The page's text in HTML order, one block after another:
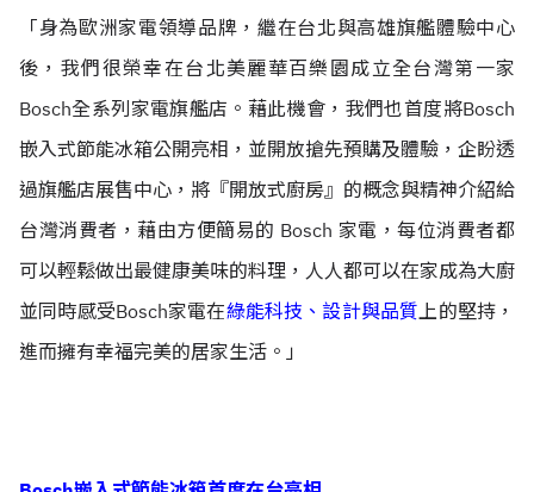
「身為歐洲家電領導品牌，繼在台北與高雄旗艦體驗中心
後，我們很榮幸在台北美麗華百樂園成立全台灣第一家
Bosch全系列家電旗艦店。藉此機會，我們也首度將Bosch
嵌入式節能冰箱公開亮相，並開放搶先預購及體驗，企盼透
過旗艦店展售中心，將『開放式廚房』的概念與精神介紹給
台灣消費者，藉由方便簡易的 Bosch 家電，每位消費者都
可以輕鬆做出最健康美味的料理，人人都可以在家成為大廚
並同時感受Bosch家電在綠能科技、設計與品質上的堅持，
進而擁有幸福完美的居家生活。」